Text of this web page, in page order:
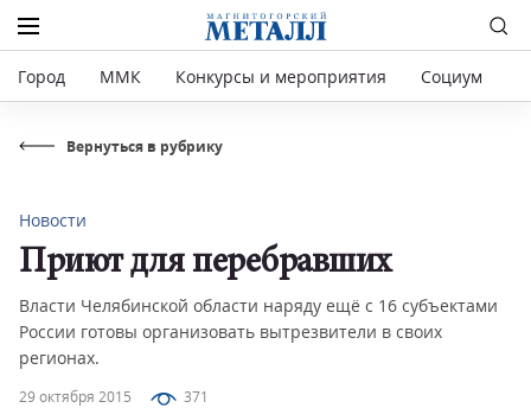
Город ММК Конкурсы и мероприятия Социум
Вернуться в рубрику
29 октября 2015 371
Новости
Приют для перебравших
Власти Челябинской области наряду ещё с 16 субъектами
России готовы организовать вытрезвители в своих
регионах.